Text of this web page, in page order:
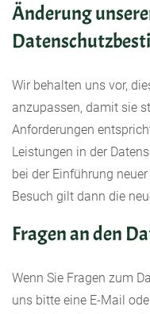
Änderung
Wir behalten uns vor,
anzupassen, damit sie
Anforderungen
Leistungen in der
bei der Einführung
Besuch gilt dann die
Fragen an den
Wenn Sie Fragen zum
uns bitte eine E-Mail